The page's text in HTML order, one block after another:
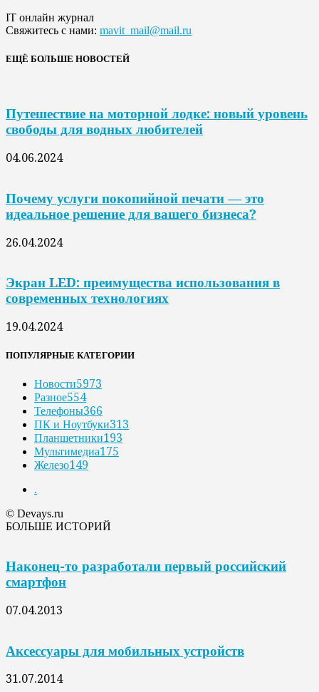
IT онлайн журнал
Свяжитесь с нами: mavit_mail@mail.ru
ЕЩЁ БОЛЬШЕ НОВОСТЕЙ
Путешествие на моторной лодке: новый уровень
свободы для водных любителей
04.06.2024
Почему услуги покопийной печати — это
идеальное решение для вашего бизнеса?
26.04.2024
Экран LED: преимущества использования в
современных технологиях
19.04.2024
ПОПУЛЯРНЫЕ КАТЕГОРИИ
Новости5973
Разное554
Телефоны366
ПК и Ноутбуки313
Планшетники193
Мультимедиа175
Железо149
.
© Devays.ru
БОЛЬШЕ ИСТОРИЙ
Наконец-то разработали первый российский
смартфон
07.04.2013
Аксессуары для мобильных устройств
31.07.2014